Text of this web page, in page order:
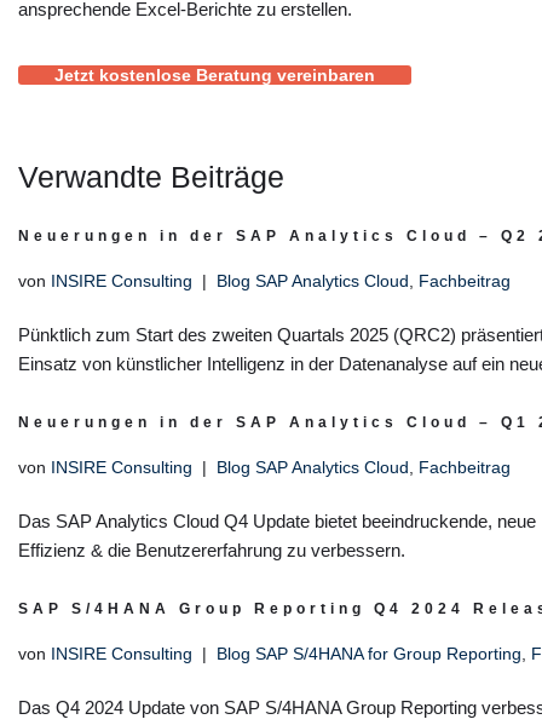
ansprechende Excel-Berichte zu erstellen.
Jetzt kostenlose Beratung vereinbaren
Verwandte Beiträge
Neuerungen in der SAP Analytics Cloud – Q2
von INSIRE Consulting Blog SAP Analytics Cloud , Fachbeitrag
Pünktlich zum Start des zweiten Quartals 2025 (QRC2)
Einsatz von künstlicher Intelligenz in der Datenanalyse auf ein
Neuerungen in der SAP Analytics Cloud – Q1
von INSIRE Consulting Blog SAP Analytics Cloud , Fachbeitrag
Das SAP Analytics Cloud Q4 Update bietet beeindruckende,
Effizienz & die Benutzererfahrung zu verbessern.
SAP S/4HANA Group Reporting Q4 2024
von INSIRE Consulting Blog SAP S/4HANA for Group Reporting,
Das Q4 2024 Update von SAP S/4HANA Group Reporting